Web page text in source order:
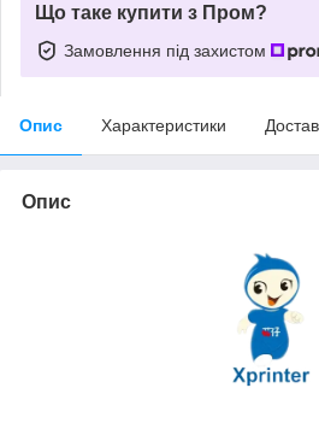
Що таке купити з Пром?
Замовлення під захистом
Опис Характеристики
Опис